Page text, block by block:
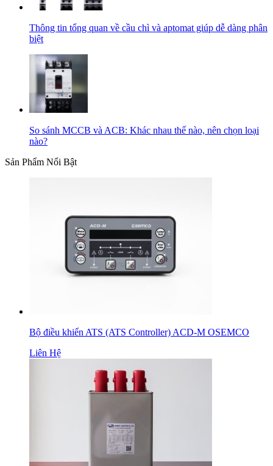
Thông tin tổng quan về cầu chì và aptomat giúp dễ dàng phân
biệt
So sánh MCCB và ACB: Khác nhau thế nào, nên chọn loại
nào?
Sản Phẩm Nổi Bật
Bộ điều khiển ATS (ATS Controller) ACD-M OSEMCO
Liên Hệ